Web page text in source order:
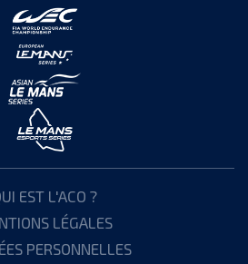
EST L'ACO ?
LÉGALES
PERSONNELLES